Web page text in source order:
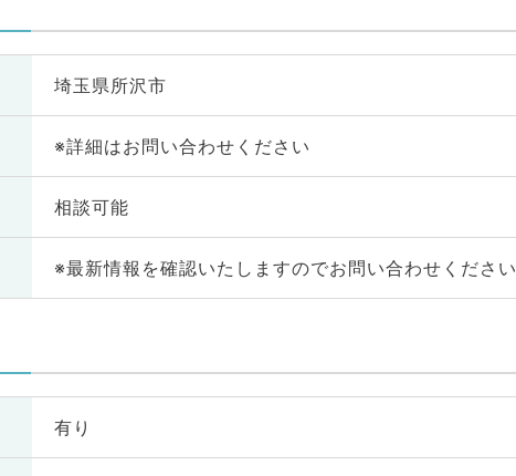
埼玉県所沢市
※詳細はお問い合わせください
相談可能
※最新情報を確認いたしますのでお問い合わせください
有り